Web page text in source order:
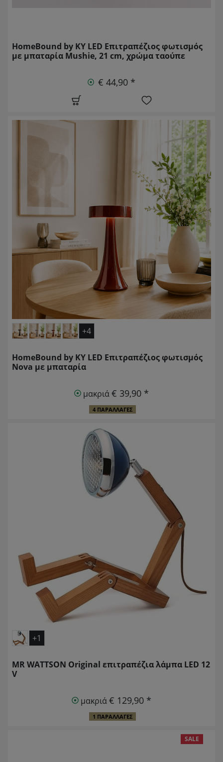
HomeBound by KY LED Επιτραπέζιος φωτισμός
με μπαταρία Mushie, 21 cm, χρώμα ταούπε
€ 44,90 *
+4
HomeBound by KY LED Επιτραπέζιος φωτισμός
Nova με μπαταρία
μακριά€ 39,90 *
4 ΠΑΡΑΛΛΑΓΈΣ
+1
MR WATTSON Original επιτραπέζια λάμπα LED 12
V
μακριά€ 129,90 *
1 ΠΑΡΑΛΛΑΓΈΣ
SALE